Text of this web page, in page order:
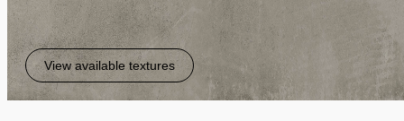
View available textures